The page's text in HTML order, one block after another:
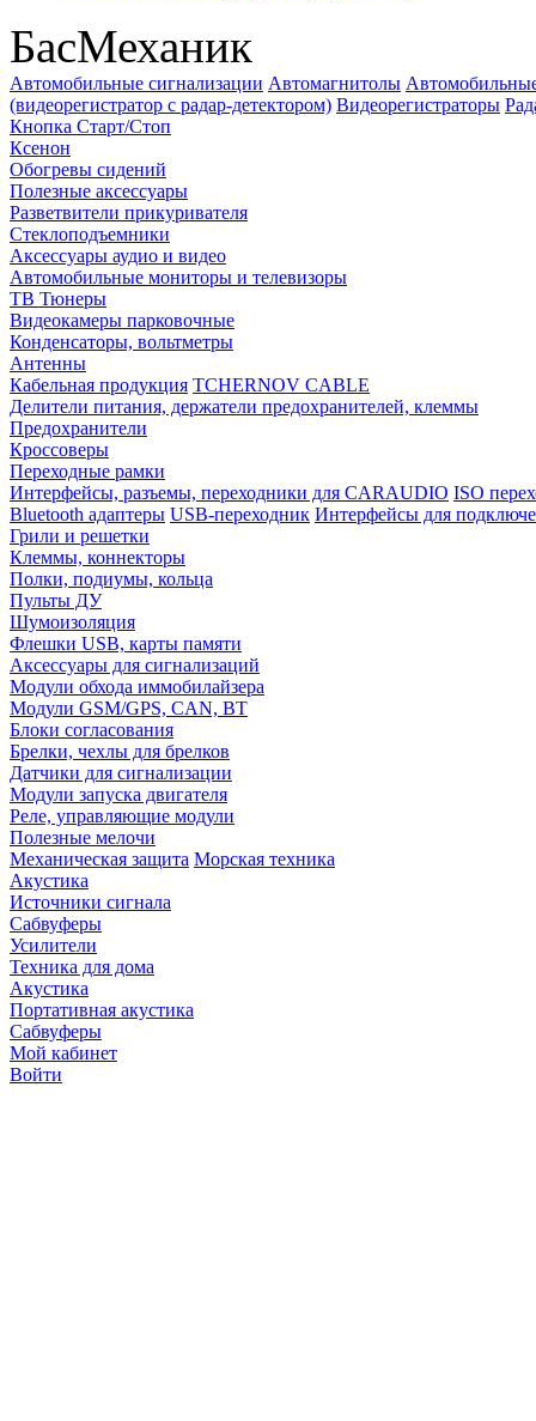
БасМеханик
Автомобильные сигнализации Автомагнитолы
(видеорегистратор с радар-детектором) Видеорегистраторы
Кнопка Старт/Стоп
Ксенон
Обогревы сидений
Полезные аксессуары
Разветвители прикуривателя
Стеклоподъемники
Аксессуары аудио и видео
Автомобильные мониторы и телевизоры
ТВ Тюнеры
Видеокамеры парковочные
Конденсаторы, вольтметры
Антенны
Кабельная продукция TCHERNOV CABLE
Делители питания, держатели предохранителей, клеммы
Предохранители
Кроссоверы
Переходные рамки
Интерфейсы, разъемы, переходники для CARAUDIO ISO
Bluetooth адаптеры USB-переходник Интерфейсы для
Грили и решетки
Клеммы, коннекторы
Полки, подиумы, кольца
Пульты ДУ
Шумоизоляция
Флешки USB, карты памяти
Аксессуары для сигнализаций
Модули обхода иммобилайзера
Модули GSM/GPS, CAN, BT
Блоки согласования
Брелки, чехлы для брелков
Датчики для сигнализации
Модули запуска двигателя
Реле, управляющие модули
Полезные мелочи
Механическая защита Морская техника
Акустика
Источники сигнала
Сабвуферы
Усилители
Техника для дома
Акустика
Портативная акустика
Сабвуферы
Мой кабинет
Войти